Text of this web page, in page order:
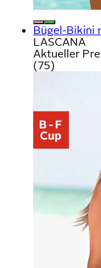
Bügel-Bikini
LASCANA
Aktueller
(75)